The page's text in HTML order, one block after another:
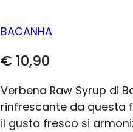
BACANHA
€10,90
Verbena Raw Syrup di
rinfrescante da questa
il gusto fresco si